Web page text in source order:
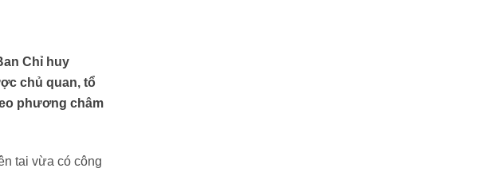
Chỉ huy
chủ quan, tổ
phương châm
tai vừa có công